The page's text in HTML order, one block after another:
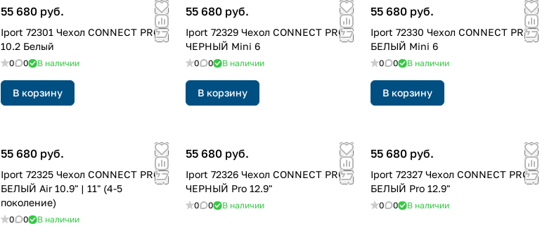
55 680 руб.
Iport 72301 Чехол CONNECT PRO
10.2 Белый
0 0 В наличии
В корзину
55 680 руб.
Iport 72329 Чехол CONNECT PRO
ЧЕРНЫЙ Mini 6
0 0 В наличии
В корзину
55 680 руб.
Iport 72330 Чехол CONNECT PRO
БЕЛЫЙ Mini 6
0 0 В наличии
В корзину
55 680 руб.
Iport 72325 Чехол CONNECT PRO
БЕЛЫЙ Air 10.9" | 11" (4-5
поколение)
0 0 В наличии
55 680 руб.
Iport 72326 Чехол CONNECT PRO
ЧЕРНЫЙ Pro 12.9"
0 0 В наличии
55 680 руб.
Iport 72327 Чехол CONNECT PRO
БЕЛЫЙ Pro 12.9"
0 0 В наличии